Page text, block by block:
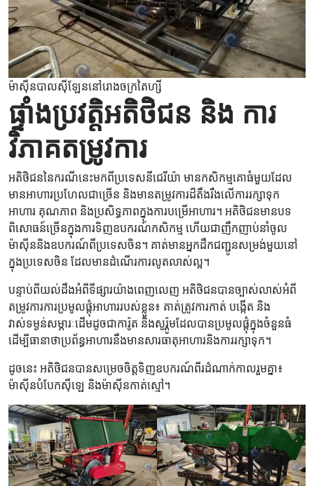
ម៉ាស៊ីនបាលស៊ីឡែននៅរោងចក្រតៃហ្សី
ផ្ទាំងប្រវត្តិអតិថិជន និង ការ
វិភាគតម្រូវការ
អតិថិជននៃករណីនេះមកពីប្រទេសនីជេរីយ៉ា មានកសិកម្មគោធំមួយដែល
មានអាហារប្រហែលជាច្រើន និងមានតម្រូវការដ៏តឹងរឹងលើការរក្សាទុក
អាហារ គុណភាព និងប្រសិទ្ធភាពក្នុងការបម្រើអាហារ។ អតិថិជនមានបទ
ពិសោធន៍ច្រើនក្នុងការទិញឧបករណ៍កសិកម្ម ហើយជាញឹកញាប់នាំចូល
ម៉ាស៊ីននិងឧបករណ៍ពីប្រទេសចិន។ គាត់មានអ្នកដឹកជញ្ជូនសម្រង់មួយនៅ
ក្នុងប្រទេសចិន ដែលមានដំណើរការលូតលាស់ល្អ។
បន្ទាប់ពីយល់ដឹងអំពីទីផ្សារយ៉ាងពេញលេញ អតិថិជនបានច្បាស់លាស់អំពី
តម្រូវការការប្រមូលផ្តុំអាហាររបស់ខ្លួន៖ គាត់ត្រូវការកាត់ បង្កើត និង
វាស់ទម្ងន់សម្ភារៈដើមដូចជាការ៉ូត និងសូរ៉្គូមដែលបានប្រមូលផ្តុំក្នុងចំនួនធំ
ដើម្បីធានាថាប្រព័ន្ធអាហារនឹងមានសារធាតុអាហារនិងការរក្សាទុក។
ដូចនេះ អតិថិជនបានសម្រេចចិត្តទិញឧបករណ៍ពីរដំណាក់កាលរួមគ្នា៖
ម៉ាស៊ីនបំបែកស៊ីឡេ និងម៉ាស៊ីនកាត់ស្មៅ។